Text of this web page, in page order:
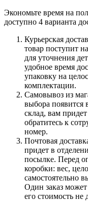
Экономьте время на
доступно 4 варианта
Курьерская
товар поступит
для уточнения
удобное время
упаковку на
комплектации.
Самовывоз из
выбора появится
склад, вам
обратитесь к
номер.
Почтовая
придет в
посылке. Перед
коробки: вес,
самостоятельно
Один заказ
его стоимость